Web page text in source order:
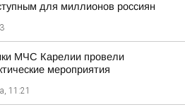
для миллионов россиян
МЧС Карелии провели
мероприятия
11:21